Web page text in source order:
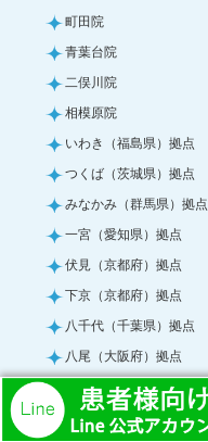
町田院
青葉台院
二俣川院
相模原院
いわき（福島県）拠点
つくば（茨城県）拠点
みなかみ（群馬県）拠点
一宮（愛知県）拠点
伏見（京都府）拠点
下京（京都府）拠点
八千代（千葉県）拠点
八尾（大阪府）拠点
別府（大分県）拠点
前橋（群馬県）拠点